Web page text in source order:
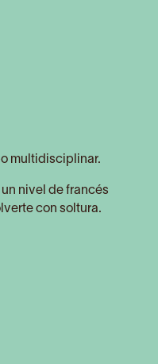
multidisciplinar.
un nivel de francés
con soltura.